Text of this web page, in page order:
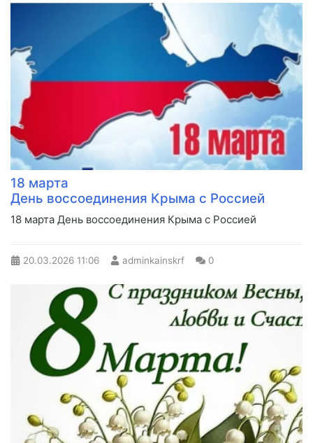
18 марта
День воссоединения Крыма с Россией
18 марта День воссоединения Крыма с Россией
20.03.2026 11:06 adminkainskrf 0